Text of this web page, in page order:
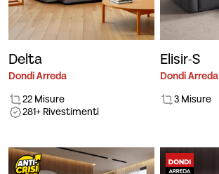
Delta
Dondi Arreda
22 Misure
281+ Rivestimenti
Elisir-S
Dondi Arreda
3 Misure